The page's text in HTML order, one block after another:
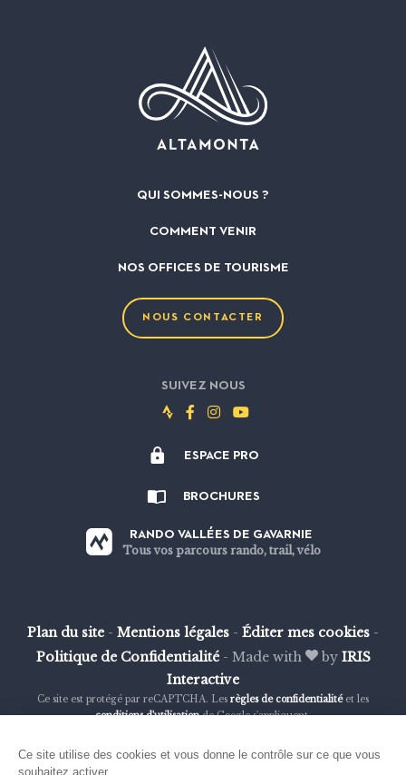
QUI SOMMES-NOUS ?
COMMENT VENIR
NOS OFFICES DE TOURISME
NOUS CONTACTER
SUIVEZ NOUS
Suivez-
Strava
Suivez-
Facebook
Suivez-
Instagram
Suivez-
Youtube
ESPACE PRO
BROCHURES
RANDO VALLÉES DE GAVARNIE
Tous vos parcours rando, trail, vélo
Plan du site - Mentions légales - Éditer mes cookies -
Politique de Confidentialité - Made with by IRIS
Interactive
Ce site est protégé par reCAPTCHA. Les règles de confidentialitéet les
conditions d'utilisationde Google s'appliquent.
Ce site utilise des cookies et vous donne le contrôle sur ce que vous
souhaitez activer.